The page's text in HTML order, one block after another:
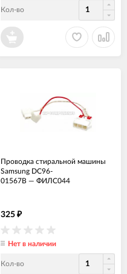
Кол-во
Проводка стиральной машины
Samsung DC96-
01567B — ФИЛС044
325 ₽
Нет в наличии
Кол-во